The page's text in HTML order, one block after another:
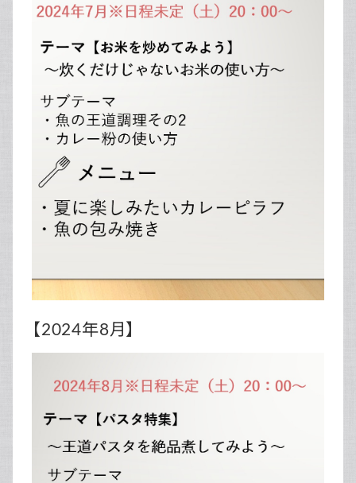
【2024年8月】